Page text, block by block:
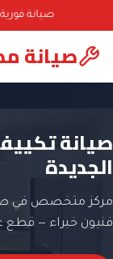
صيانة فورية —
صيانة
صيانة
الجديدة
مركز متخصص في
فنيون خبراء — قطع